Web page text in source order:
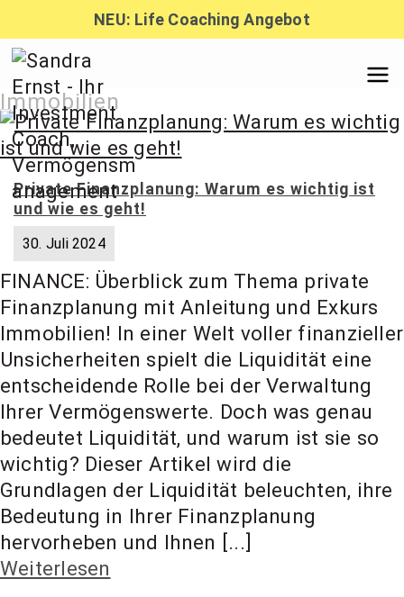
Inhalt
springen
NEU: Life Coaching Angebot
Sandra
Ernst –
Finanzber
atung,
Investmen
t Coach,
Anlageber
atung
Immobilien
Private Finanzplanung: Warum es wichtig ist
und wie es geht!
30. Juli 2024
FINANCE: Überblick zum Thema private
Finanzplanung mit Anleitung und Exkurs
Immobilien! In einer Welt voller finanzieller
Unsicherheiten spielt die Liquidität eine
entscheidende Rolle bei der Verwaltung
Ihrer Vermögenswerte. Doch was genau
bedeutet Liquidität, und warum ist sie so
wichtig? Dieser Artikel wird die
Grundlagen der Liquidität beleuchten, ihre
Bedeutung in Ihrer Finanzplanung
hervorheben und Ihnen [...]
Weiterlesen